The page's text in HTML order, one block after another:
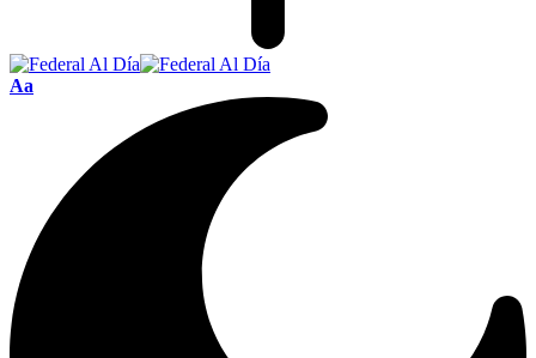
Tamaño
Aa